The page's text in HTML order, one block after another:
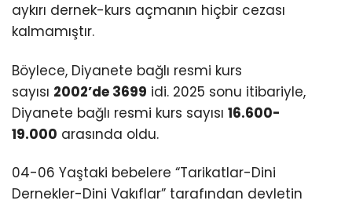
aykırı dernek-kurs açmanın hiçbir cezası
kalmamıştır.
Böylece, Diyanete bağlı resmi kurs
sayısı 2002’de 3699 idi. 2025 sonu itibariyle,
Diyanete bağlı resmi kurs sayısı 16.600-
19.000 arasında oldu.
04-06 Yaştaki bebelere “Tarikatlar-Dini
Dernekler-Dini Vakıflar” tarafından devletin